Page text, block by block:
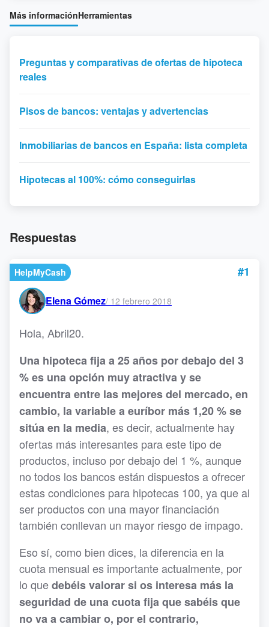
Más informaciónHerramientas
Preguntas y comparativas de ofertas de hipoteca
reales
Pisos de bancos: ventajas y advertencias
Inmobiliarias de bancos en España: lista completa
Hipotecas al 100%: cómo conseguirlas
Respuestas
HelpMyCash #1
Elena Gómez/ 12 febrero 2018
Hola, Abril20.
Una hipoteca fija a 25 años por debajo del 3
% es una opción muy atractiva y se
encuentra entre las mejores del mercado, en
cambio, la variable a euríbor más 1,20 % se
sitúa en la media, es decir, actualmente hay
ofertas más interesantes para este tipo de
productos, incluso por debajo del 1 %, aunque
no todos los bancos están dispuestos a ofrecer
estas condiciones para hipotecas 100, ya que al
ser productos con una mayor financiación
también conllevan un mayor riesgo de impago.
Eso sí, como bien dices, la diferencia en la
cuota mensual es importante actualmente, por
lo quedebéis valorar si os interesa más la
seguridad de una cuota fija que sabéis que
no va a cambiar o, por el contrario,